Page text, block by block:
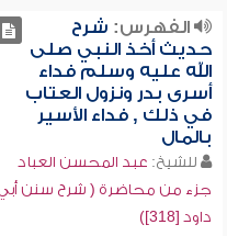
الفهرس: شرح
حديث أخذ النبي صلى
الله عليه وسلم فداء
أسرى بدر ونزول العتاب
في ذلك , فداء الأسير
بالمال
للشيخ: عبد المحسن العباد
جزء من محاضرة ( شرح سنن
داود [318])